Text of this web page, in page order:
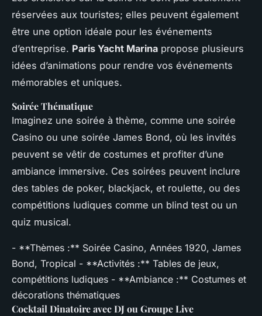
réservées aux touristes; elles peuvent également
être une option idéale pour les événements
d’entreprise. Paris Yacht Marina propose plusieurs
idées d’animations pour rendre vos événements
mémorables et uniques.
Soirée Thématique
Imaginez une soirée à thème, comme une soirée
Casino ou une soirée James Bond, où les invités
peuvent se vêtir de costumes et profiter d’une
ambiance immersive. Ces soirées peuvent inclure
des tables de poker, blackjack, et roulette, ou des
compétitions ludiques comme un blind test ou un
quiz musical.
- **Thèmes :** Soirée Casino, Années 1920, James
Bond, Tropical - **Activités :** Tables de jeux,
compétitions ludiques - **Ambiance :** Costumes et
décorations thématiques
Cocktail Dinatoire avec DJ ou Groupe Live